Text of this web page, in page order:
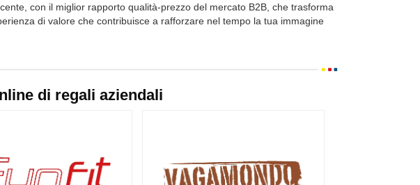
con il miglior rapporto qualità-prezzo del mercato B2B, che trasforma
di valore che contribuisce a rafforzare nel tempo la tua immagine
di regali aziendali